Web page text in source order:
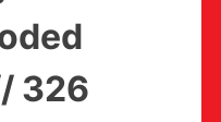
326